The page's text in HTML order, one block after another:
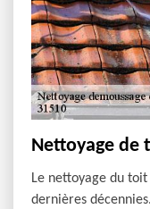
Nettoyage de
Le nettoyage du
dernières